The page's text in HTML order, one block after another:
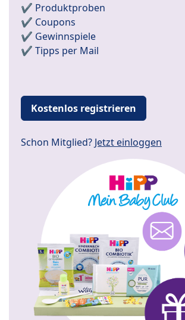
✔️ Produktproben
✔️ Coupons
✔️ Gewinnspiele
✔️ Tipps per Mail
Kostenlos registrieren
Schon Mitglied? Jetzt einloggen